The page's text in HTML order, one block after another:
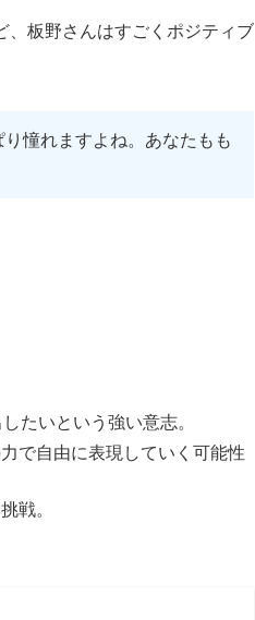
、板野さんはすごくポジティブ
憧れますよね。あなたもも
たいという強い意志。
で自由に表現していく可能性
戦。